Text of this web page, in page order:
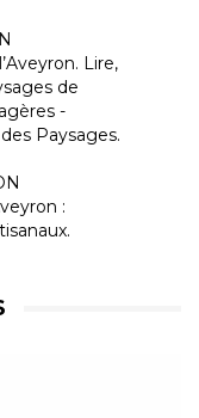
Lire,
de
-
Paysages.
: